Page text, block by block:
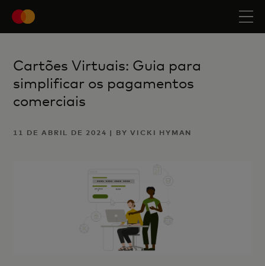
Cartões Virtuais: Guia para
simplificar os pagamentos
comerciais
11 DE ABRIL DE 2024 | BY VICKI HYMAN